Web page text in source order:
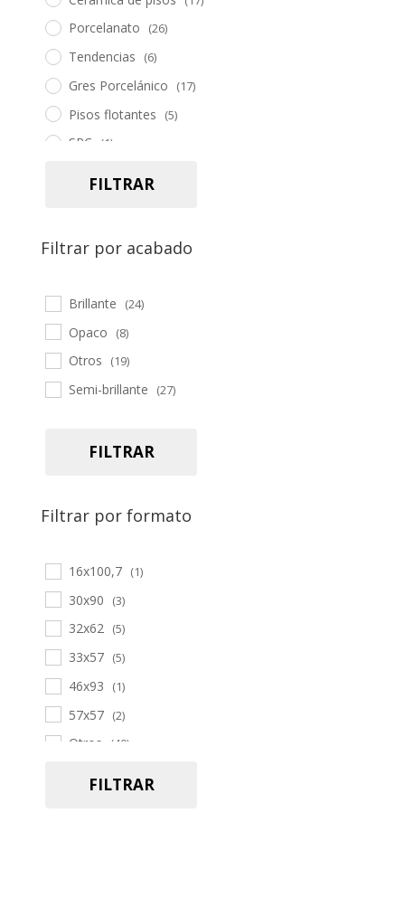
Porcelanato (26)
Tendencias (6)
Gres Porcelánico (17)
Pisos flotantes (5)
SPC (1)
Accesorios (34)
FILTRAR
Filtrar por acabado
Brillante (24)
Opaco (8)
Otros (19)
Semi-brillante (27)
FILTRAR
Filtrar por formato
16x100,7 (1)
30x90 (3)
32x62 (5)
33x57 (5)
46x93 (1)
57x57 (2)
Otros (40)
FILTRAR